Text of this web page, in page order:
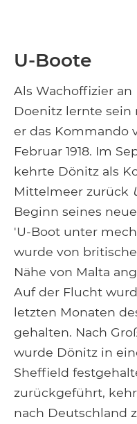
U-Boote
Als Wachoffizier
Doenitz lernte sein
er das Kommando
Februar 1918. Im
kehrte Dönitz als
Mittelmeer zurück
Beginn seines
'U-Boot unter
wurde von
Nähe von Malta
Auf der Flucht
letzten Monaten
gehalten. Nach
wurde Dönitz in
Sheffield
zurückgeführt,
nach Deutschland